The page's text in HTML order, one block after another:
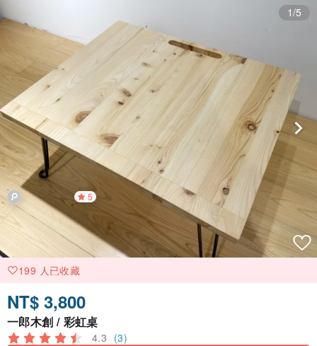
1/5
5
199 人已收藏
NT$ 3,800
一郎木創 / 彩虹桌
4.3 (3)